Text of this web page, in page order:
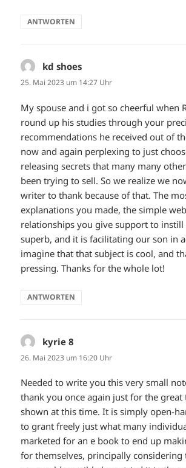
ANTWORTEN
kd shoes
25. Mai 2023 um 14:27 Uhr
My spouse and i got so cheerful when
round up his studies through your
recommendations he received out of
now and again perplexing to just
releasing secrets that many many
been trying to sell. So we realize we
writer to thank because of that. The
explanations you made, the simple
relationships you give support to instill
superb, and it is facilitating our son in
imagine that that subject is cool, and
pressing. Thanks for the whole lot!
ANTWORTEN
kyrie 8
26. Mai 2023 um 16:20 Uhr
Needed to write you this very small
thank you once again just for the great
shown at this time. It is simply open-
to grant freely just what many
marketed for an e book to end up
for themselves, principally considering